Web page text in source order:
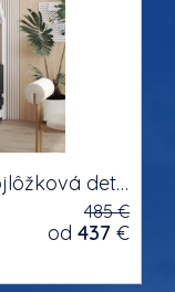
JASPER v tvare domčeka dvojlôžková detská posteľ s výsuvným lôžkom s úložným priestorom na posteľnú bielizeň
485 €
od 437 €